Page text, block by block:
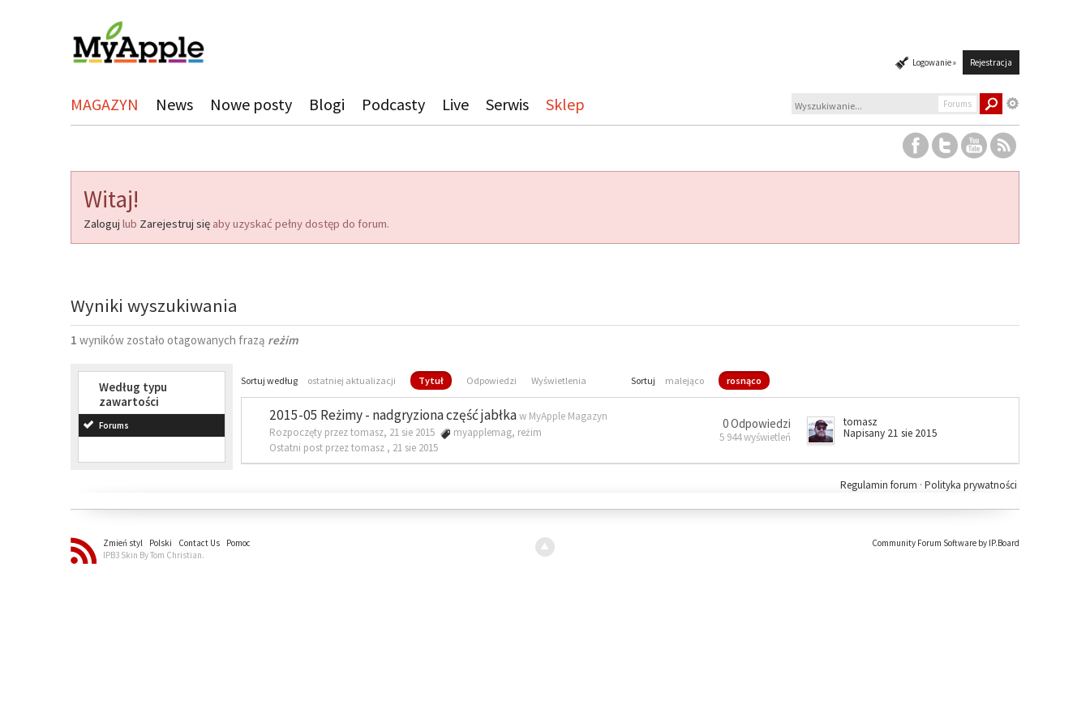
Logowanie » Rejestracja
MAGAZYN News Nowe posty Blogi Podcasty Live Serwis Sklep Forums
Witaj!
Zaloguj lub Zarejestruj się aby uzyskać pełny dostęp do forum.
Wyniki wyszukiwania
1 wyników zostało otagowanych frazą reżim
Według typu
zawartości
Forums
Sortuj według ostatniej aktualizacji Tytuł Odpowiedzi Wyświetlenia Sortuj malejąco rosnąco
2015-05 Reżimy - nadgryziona część jabłkaw MyApple Magazyn
Rozpoczęty przez tomasz, 21 sie 2015
myapplemag, reżim
Ostatni post przez tomasz , 21 sie 2015
0 Odpowiedzi
5 944 wyświetleń
tomasz
Napisany 21 sie 2015
Polityka prywatności
Regulamin forum ·
Zmień styl Polski Contact Us
Pomoc
IPB3 Skin By Tom Christian.
Community Forum Software by IP.Board